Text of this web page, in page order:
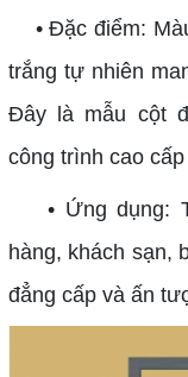
• Đặc điểm:
trắng tự nhiên
Đây là mẫu cột
công trình cao
• Ứng dụng:
hàng, khách sạn,
đẳng cấp và ấn